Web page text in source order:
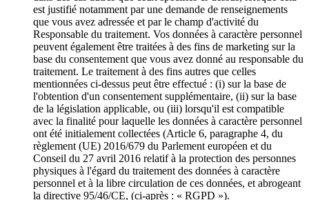
est justifié notamment par une demande de renseignements
que vous avez adressée et par le champ d'activité du
Responsable du traitement. Vos données à caractère personnel
peuvent également être traitées à des fins de marketing sur la
base du consentement que vous avez donné au responsable du
traitement. Le traitement à des fins autres que celles
mentionnées ci-dessus peut être effectué : (i) sur la base de
l'obtention d'un consentement supplémentaire, (ii) sur la base
de la législation applicable, ou (iii) lorsqu'il est compatible
avec la finalité pour laquelle les données à caractère personnel
ont été initialement collectées (Article 6, paragraphe 4, du
règlement (UE) 2016/679 du Parlement européen et du
Conseil du 27 avril 2016 relatif à la protection des personnes
physiques à l'égard du traitement des données à caractère
personnel et à la libre circulation de ces données, et abrogeant
la directive 95/46/CE, (ci-après : « RGPD »).